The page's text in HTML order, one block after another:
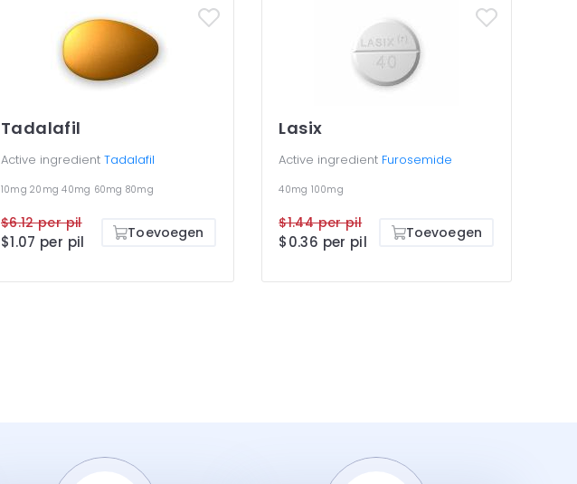
Tadalafil
Active ingredient Tadalafil
10mg 20mg40mg 60mg 80mg
$6.12 per pil
$1.07 per pil Toevoegen
Lasix
Active ingredient Furosemide
40mg 100mg
$1.44 per pil
$0.36 per pil Toevoegen